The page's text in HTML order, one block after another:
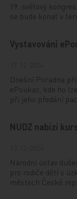
19. světový
se bude konat v
Vystavování
Dnešní Poradna
ePoukaz, kde ho
při jeho předání
NUDZ nabízí
Národní ústav
pro rodiče dětí s
městech České